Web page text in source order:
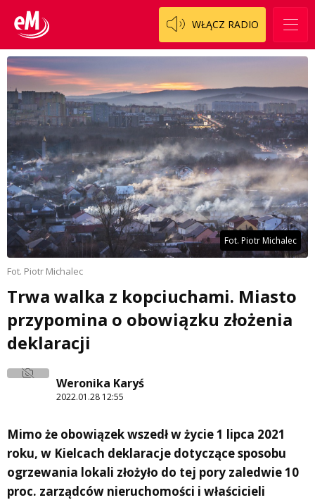
WŁĄCZ RADIO
Fot. Piotr Michalec
Fot. Piotr Michalec
Trwa walka z kopciuchami. Miasto
przypomina o obowiązku złożenia
deklaracji
Weronika Karyś
2022.01.28 12:55
Mimo że obowiązek wszedł w życie 1 lipca 2021
roku, w Kielcach deklaracje dotyczące sposobu
ogrzewania lokali złożyło do tej pory zaledwie 10
proc. zarządców nieruchomości i właścicieli